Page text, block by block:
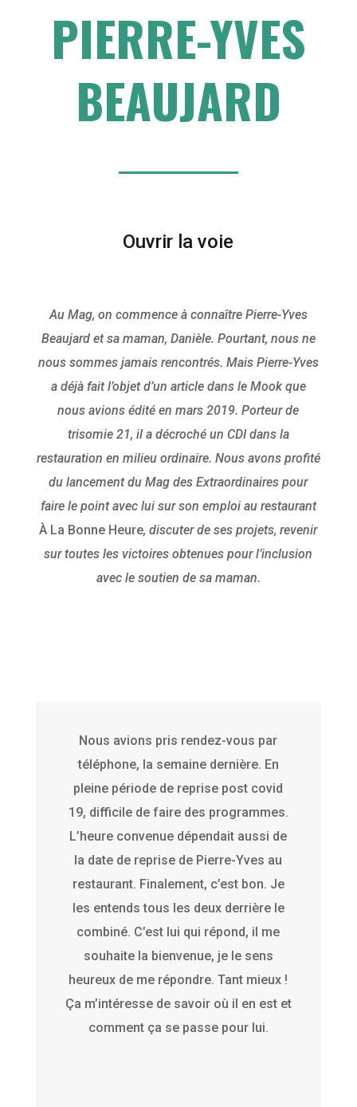
PIERRE-YVES
BEAUJARD
Ouvrir la voie
Au Mag, on commence à connaître Pierre-Yves
Beaujard et sa maman, Danièle. Pourtant, nous ne
nous sommes jamais rencontrés. Mais Pierre-Yves
a déjà fait l’objet d’un article dans le Mook que
nous avions édité en mars 2019. Porteur de
trisomie 21, il a décroché un CDI dans la
restauration en milieu ordinaire. Nous avons profité
du lancement du Mag des Extraordinaires pour
faire le point avec lui sur son emploi au restaurant
À La Bonne Heure, discuter de ses projets, revenir
sur toutes les victoires obtenues pour l’inclusion
avec le soutien de sa maman.
Nous avions pris rendez-vous par
téléphone, la semaine dernière. En
pleine période de reprise post covid
19, difficile de faire des programmes.
L’heure convenue dépendait aussi de
la date de reprise de Pierre-Yves au
restaurant. Finalement, c’est bon. Je
les entends tous les deux derrière le
combiné. C’est lui qui répond, il me
souhaite la bienvenue, je le sens
heureux de me répondre. Tant mieux !
Ça m’intéresse de savoir où il en est et
comment ça se passe pour lui.